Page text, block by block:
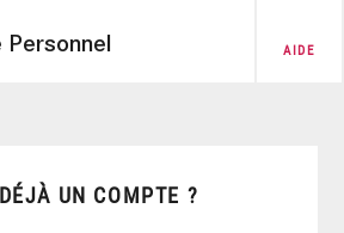
Personnel AIDE
UN COMPTE ?